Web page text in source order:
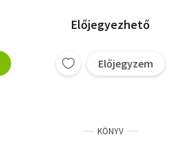
Előjegyezhető
Előjegyzem
KÖNYV